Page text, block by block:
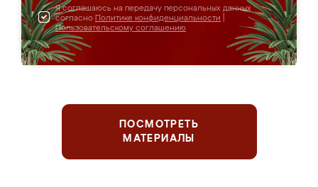
Я соглашаюсь на передачу персональных данных
согласно Политике конфиденциальности
Пользовательскому соглашению
ПОСМОТРЕТЬ
МАТЕРИАЛЫ